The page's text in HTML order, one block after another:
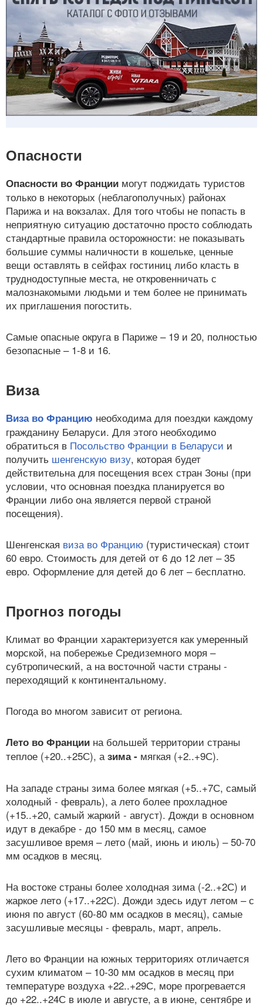
Опасности
Опасности во Франции могут поджидать туристов
только в некоторых (неблагополучных) районах
Парижа и на вокзалах. Для того чтобы не попасть в
неприятную ситуацию достаточно просто соблюдать
стандартные правила осторожности: не показывать
большие суммы наличности в кошельке, ценные
вещи оставлять в сейфах гостиниц либо класть в
труднодоступные места, не откровенничать с
малознакомыми людьми и тем более не принимать
их приглашения погостить.
Самые опасные округа в Париже – 19 и 20, полностью
безопасные – 1-8 и 16.
Виза
Виза во Францию необходима для поездки каждому
гражданину Беларуси. Для этого необходимо
обратиться в Посольство Франции в Беларуси и
получить шенгенскую визу, которая будет
действительна для посещения всех стран Зоны (при
условии, что основная поездка планируется во
Франции либо она является первой страной
посещения).
Шенгенская виза во Францию (туристическая) стоит
60 евро. Стоимость для детей от 6 до 12 лет – 35
евро. Оформление для детей до 6 лет – бесплатно.
Прогноз погоды
Климат во Франции характеризуется как умеренный
морской, на побережье Средиземного моря –
субтропический, а на восточной части страны -
переходящий к континентальному.
Погода во многом зависит от региона.
Лето во Франции на большей территории страны
теплое (+20..+25С), а зима - мягкая (+2..+9С).
На западе страны зима более мягкая (+5..+7С, самый
холодный - февраль), а лето более прохладное
(+15..+20, самый жаркий - август). Дожди в основном
идут в декабре - до 150 мм в месяц, самое
засушливое время – лето (май, июнь и июль) – 50-70
мм осадков в месяц.
На востоке страны более холодная зима (-2..+2С) и
жаркое лето (+17..+22С). Дожди здесь идут летом – с
июня по август (60-80 мм осадков в месяц), самые
засушливые месяцы - февраль, март, апрель.
Лето во Франции на южных территориях отличается
сухим климатом – 10-30 мм осадков в месяц при
температуре воздуха +22..+29С, море прогревается
до +22..+24С в июле и августе, а в июне, сентябре и